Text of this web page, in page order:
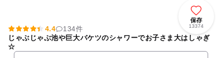
保存
13374
4.4
134件
じゃぶじゃぶ池や巨大バケツのシャワーでお子さま大はしゃぎ
☆